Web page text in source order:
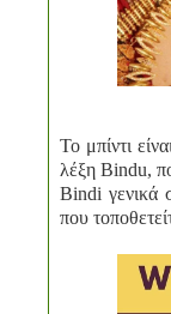
Το μπίντι
λέξη Bindu,
Bindi γενικά
που